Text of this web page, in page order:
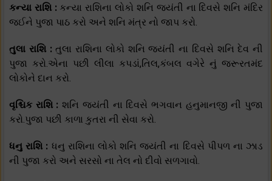
કન્યા રાશિ : કન્યા રાશિના લોકો શનિ જયંતી ના દિવસે શનિ મંદિર
જઈને પુજા પાઠ કરો અને શનિ મંત્ર નો જાપ કરો.
તુલા રાશિ :તુલા રાશિના લોકો શનિ જયંતી ના દિવસે શનિ દેવ ની
પુજા કરો.એના પછી લીલા કપડાં,તિલ,કંબલ વગેરે નું જરૂરતમંદ
લોકોને દાન કરો.
વૃશ્ચિક રાશિ : શનિ જયંતી ના દિવસે ભગવાન હનુમાનજી ની પુજા
કરો.પુજા પછી કાળા કુતરા ની સેવા કરો.
ધનુ રાશિ : ધનુ રાશિના લોકો શનિ જયંતી ના દિવસે પીપળ ના ઝાડ
ની પુજા કરો અને સરસો ના તેલ નો દીવો સળગાવો.